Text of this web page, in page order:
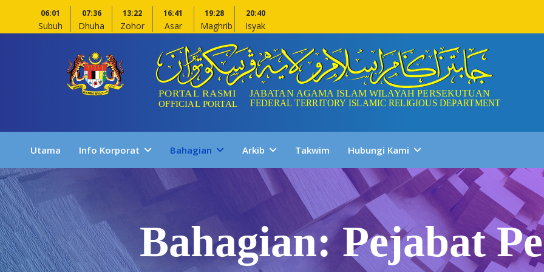
06:01
Subuh
07:36
Dhuha
13:22
Zohor
16:41
Asar
19:28
Maghrib
20:40
Isyak
Utama Info Korporat Bahagian Arkib Takwim Hubungi Kami
Bahagian: Pejabat